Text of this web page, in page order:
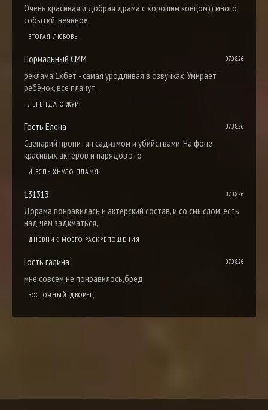
Очень красивая и добрая драма с хорошим концом)) много
событий, неявное
ВТОРАЯ ЛЮБОВЬ
Нормальный СММ 07.08.26
реклама 1хбет - самая уродливая в озвучках. Умирает
ребёнок, все плачут,
ЛЕГЕНДА О ЖУИ
Гость Елена 07.08.26
Сценарий пропитан садизмом и убийствами. На фоне
красивых актеров и нарядов это
И ВСПЫХНУЛО ПЛАМЯ
131313 07.08.26
Дорама понравилась и актерский состав, и со смыслом, есть
над чем задкматься,
ДНЕВНИК МОЕГО РАСКРЕПОЩЕНИЯ
Гость галина 07.08.26
мне совсем не понравилось,бред
ВОСТОЧНЫЙ ДВОРЕЦ